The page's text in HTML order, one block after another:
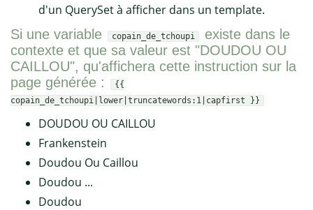
d'un QuerySet à afficher dans un template.
Si une variable
copain_de_tchoupi
existe dans le
contexte et que sa valeur est "DOUDOU OU
CAILLOU", qu'affichera cette instruction sur la
page générée :
{{
copain_de_tchoupi|lower|truncatewords:1|capfirst }}
DOUDOU OU CAILLOU
Frankenstein
Doudou Ou Caillou
Doudou ...
Doudou